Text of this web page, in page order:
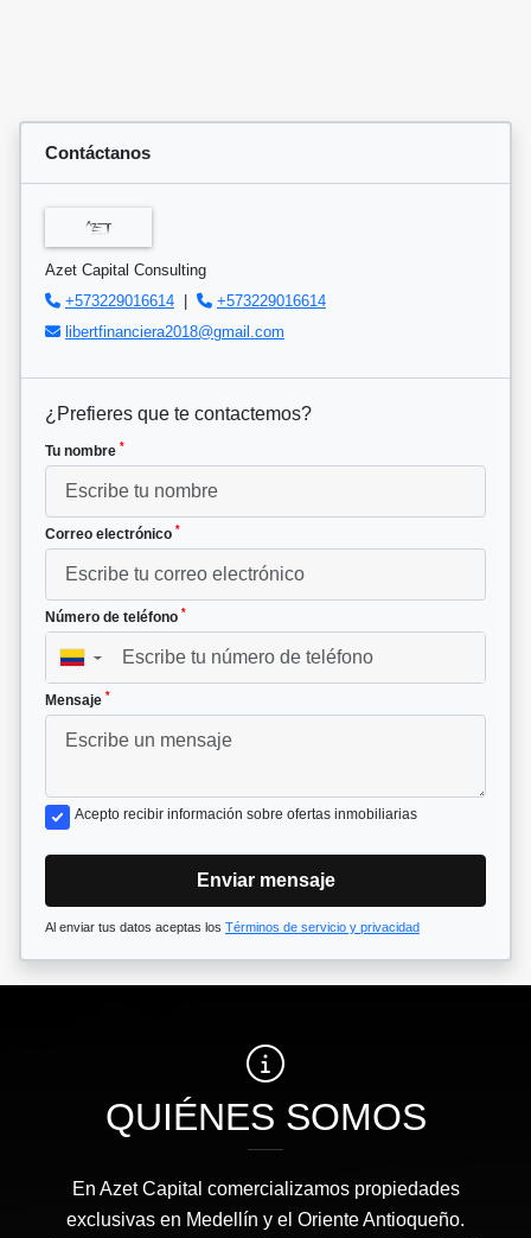
Contáctanos
Azet Capital Consulting
+573229016614 |
+573229016614
libertfinanciera2018@gmail.com
¿Prefieres que te contactemos?
Tu nombre *
Correo electrónico *
Número de teléfono *
▼
Mensaje *
Acepto recibir información sobre ofertas inmobiliarias
Enviar mensaje
Al enviar tus datos aceptas los Términos de servicio y privacidad
QUIÉNES SOMOS
En Azet Capital comercializamos propiedades
exclusivas en Medellín y el Oriente Antioqueño.